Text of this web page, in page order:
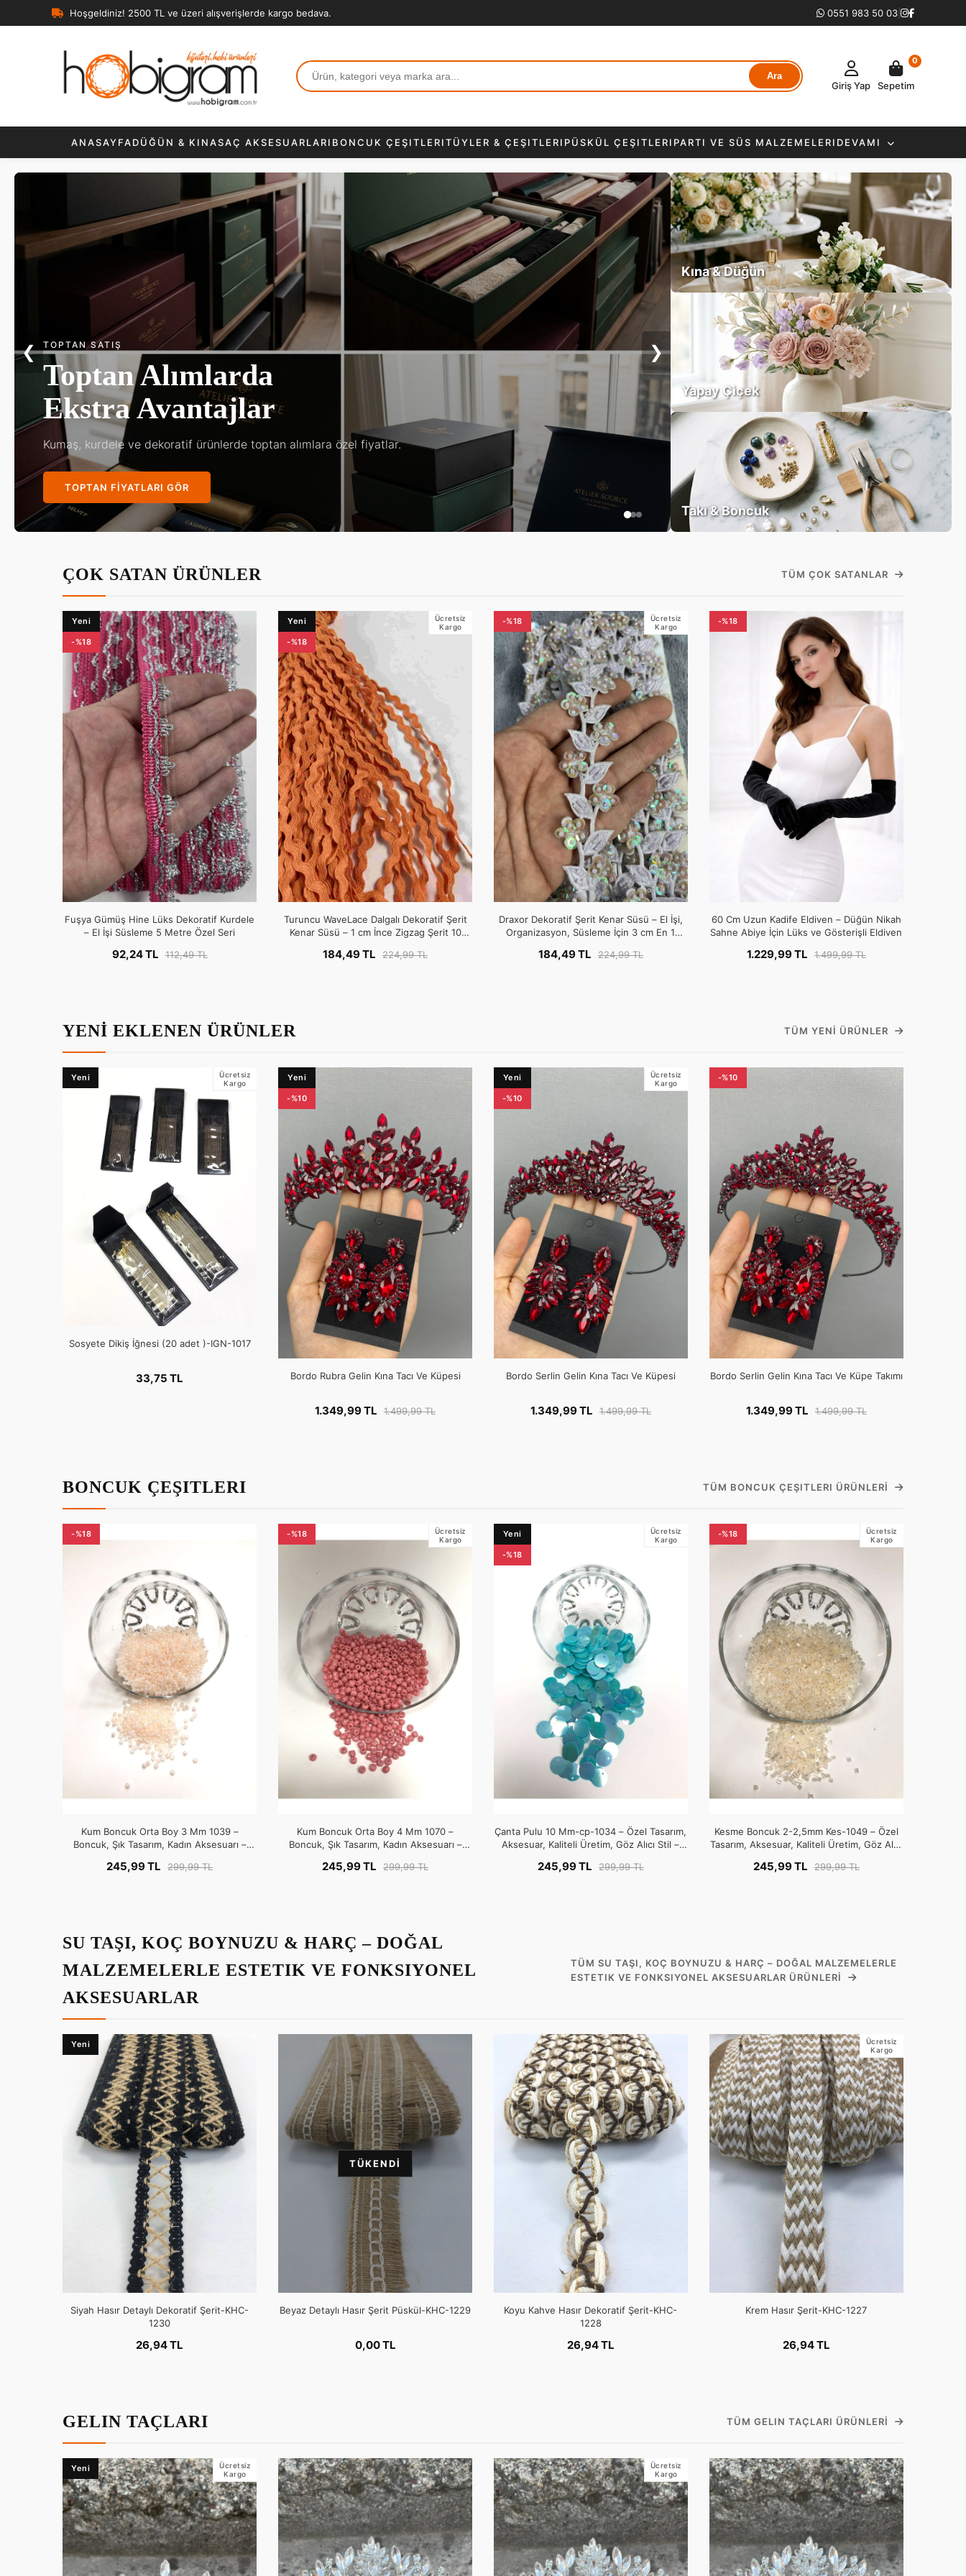
Hoşgeldiniz! 2500 TL ve üzeri alışverişlerde kargo bedava. 0551 983 50 03
Ara
Giriş Yap Sepetim
0
ANASAYFADÜĞÜN & KINASAÇ AKSESUARLARI BONCUK ÇEŞITLERITÜYLER & ÇEŞITLERI PÜSKÜL ÇEŞITLERI PARTI VE SÜS MALZEMELERI DEVAMI
KINA & DÜĞÜN
Göz Kamaştıran
Gelin Aksesuarları
En özel gününüz için en zarif tasarımlar Kalif kalitesiyle.
KOLEKSIYONU KEŞFET
❮ ❯
Kına & Düğün
Yapay Çiçek
Takı & Boncuk
ÇOK SATAN ÜRÜNLER TÜM ÇOK SATANLAR
Yeni
-%18
Fuşya Gümüş Hine Lüks Dekoratif Kurdele
– El İşi Süsleme 5 Metre Özel Seri
92,24 TL 112,49 TL
Yeni
-%18
Ücretsiz
Kargo
Turuncu WaveLace Dalgalı Dekoratif Şerit
Kenar Süsü – 1 cm İnce Zigzag Şerit 10
184,49 TL 224,99 TL
-%18
Ücretsiz
Kargo
Draxor Dekoratif Şerit Kenar Süsü – El İşi,
Organizasyon, Süsleme İçin 3 cm En 1
184,49 TL 224,99 TL
-%18
60 Cm Uzun Kadife Eldiven – Düğün Nikah
Sahne Abiye İçin Lüks ve Gösterişli Eldiven
1.229,99 TL 1.499,99 TL
YENİ EKLENEN ÜRÜNLER TÜM YENI ÜRÜNLER
Yeni
Ücretsiz
Kargo
Sosyete Dikiş İğnesi (20 adet )-IGN-1017
33,75 TL
Yeni
-%10
Bordo Rubra Gelin Kına Tacı Ve Küpesi
1.349,99 TL 1.499,99 TL
Yeni
-%10
Ücretsiz
Kargo
Bordo Serlin Gelin Kına Tacı Ve Küpesi
1.349,99 TL 1.499,99 TL
-%10
Bordo Serlin Gelin Kına Tacı Ve Küpe Takımı
1.349,99 TL 1.499,99 TL
BONCUK ÇEŞITLERI TÜM BONCUK ÇEŞITLERI ÜRÜNLERI
-%18
Kum Boncuk Orta Boy 3 Mm 1039 –
Boncuk, Şık Tasarım, Kadın Aksesuarı –
245,99 TL 299,99 TL
-%18
Ücretsiz
Kargo
Kum Boncuk Orta Boy 4 Mm 1070 –
Boncuk, Şık Tasarım, Kadın Aksesuarı –
245,99 TL 299,99 TL
Yeni
-%18
Ücretsiz
Kargo
Çanta Pulu 10 Mm-cp-1034 – Özel Tasarım,
Aksesuar, Kaliteli Üretim, Göz Alıcı Stil –
245,99 TL 299,99 TL
-%18
Ücretsiz
Kargo
Kesme Boncuk 2-2,5mm Kes-1049 – Özel
Tasarım, Aksesuar, Kaliteli Üretim, Göz Alıcı
245,99 TL 299,99 TL
SU TAŞI, KOÇ BOYNUZU & HARÇ – DOĞAL
MALZEMELERLE ESTETIK VE FONKSIYONEL
AKSESUARLAR
TÜM SU TAŞI, KOÇ BOYNUZU & HARÇ – DOĞAL MALZEMELERLE
ESTETIK VE FONKSIYONEL AKSESUARLAR ÜRÜNLERI
Yeni
Siyah Hasır Detaylı Dekoratif Şerit-KHC-
1230
26,94 TL
TÜKENDI
Beyaz Detaylı Hasır Şerit Püskül-KHC-1229
0,00 TL
Koyu Kahve Hasır Dekoratif Şerit-KHC-
1228
26,94 TL
Ücretsiz
Kargo
Krem Hasır Şerit-KHC-1227
26,94 TL
GELIN TAÇLARI TÜM GELIN TAÇLARI ÜRÜNLERI
Yeni
Ücretsiz
Kargo
Ücretsiz
Kargo